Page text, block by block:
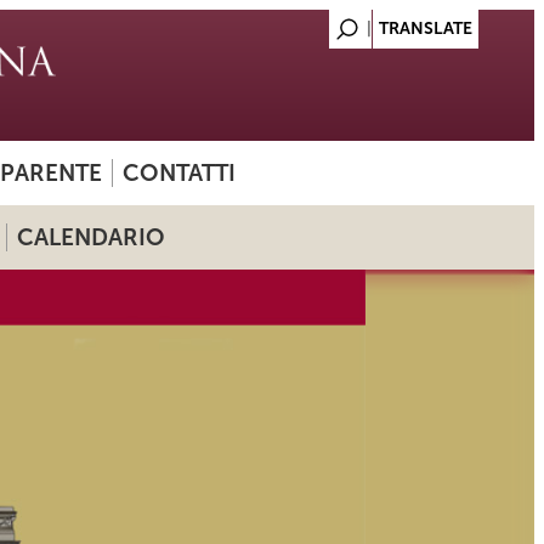
CONTATTI
CALENDARIO